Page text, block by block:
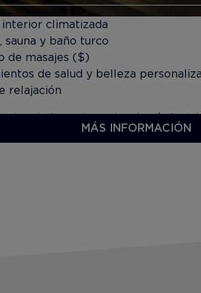
interior climatizada
sauna y baño turco
de masajes ($)
de salud y belleza
relajación
al gimnasio y a las demás
Los tratamientos y los servicios de
MÁS INFORMACIÓN